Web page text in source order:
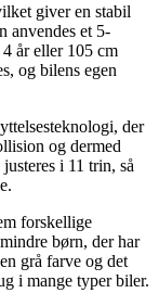
giver en stabil
anvendes et 5-
år eller 105 cm
og bilens egen
der
og dermed
i 11 trin, så
forskellige
børn, der har
grå farve og det
i mange typer biler.